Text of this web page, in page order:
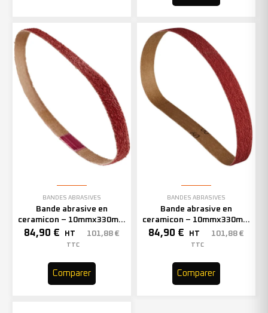
BANDES ABRASIVES
Bande abrasive en
ceramicon – 10mmx330mm
– Grain 60 – 333002 (x50)
84,90 € HT 101,88 €
TTC
Comparer
BANDES ABRASIVES
Bande abrasive en
ceramicon – 10mmx330mm
– Grain 80 – 333003 (x50)
84,90 € HT 101,88 €
TTC
Comparer